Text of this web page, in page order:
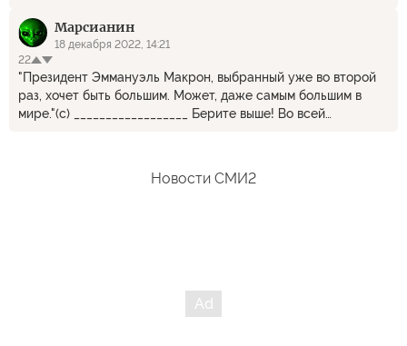
европейские и американские деньги. Как только денег не
станет, решимость испарится.
Марсианин
18 декабря 2022, 14:21
22
"Президент Эммануэль Макрон, выбранный уже во второй
раз, хочет быть большим. Может, даже самым большим в
мире."(с) __________________ Берите выше! Во всей
Новости СМИ2